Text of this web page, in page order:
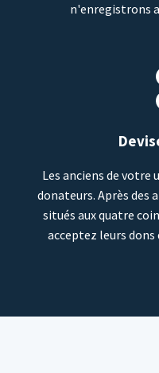
n'enregistrons
Les anciens de votre
donateurs. Après des
situés aux quatre
acceptez leurs dons